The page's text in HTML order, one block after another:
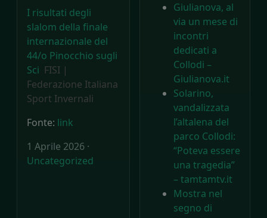
I risultati degli
slalom della finale
internazionale del
44/o Pinocchio sugli
Sci FISI |
Federazione Italiana
Sport Invernali
Fonte: link
1 Aprile 2026 ·
Uncategorized
Giulianova, al
via un mese di
incontri
dedicati a
Collodi –
Giulianova.it
Solarino,
vandalizzata
l’altalena del
parco Collodi:
“Poteva essere
una tragedia”
– tamtamtv.it
Mostra nel
segno di